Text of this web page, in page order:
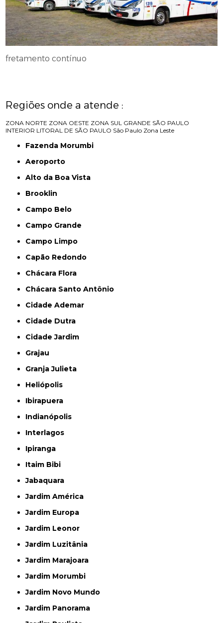
fretamento contínuo
Regiões onde a atende :
ZONA NORTE ZONA OESTE ZONA SUL GRANDE SÃO PAULO
INTERIOR LITORAL DE SÃO PAULO São Paulo Zona Leste
Fazenda Morumbi
Aeroporto
Alto da Boa Vista
Brooklin
Campo Belo
Campo Grande
Campo Limpo
Capão Redondo
Chácara Flora
Chácara Santo Antônio
Cidade Ademar
Cidade Dutra
Cidade Jardim
Grajau
Granja Julieta
Heliópolis
Ibirapuera
Indianópolis
Interlagos
Ipiranga
Itaim Bibi
Jabaquara
Jardim América
Jardim Europa
Jardim Leonor
Jardim Luzitânia
Jardim Marajoara
Jardim Morumbi
Jardim Novo Mundo
Jardim Panorama